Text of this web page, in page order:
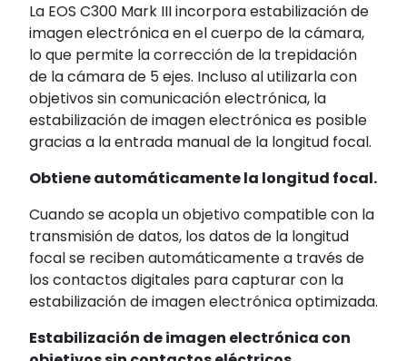
La EOS C300 Mark III incorpora estabilización de
imagen electrónica en el cuerpo de la cámara,
lo que permite la corrección de la trepidación
de la cámara de 5 ejes. Incluso al utilizarla con
objetivos sin comunicación electrónica, la
estabilización de imagen electrónica es posible
gracias a la entrada manual de la longitud focal.
Obtiene automáticamente la longitud focal.
Cuando se acopla un objetivo compatible con la
transmisión de datos, los datos de la longitud
focal se reciben automáticamente a través de
los contactos digitales para capturar con la
estabilización de imagen electrónica optimizada.
Estabilización de imagen electrónica con